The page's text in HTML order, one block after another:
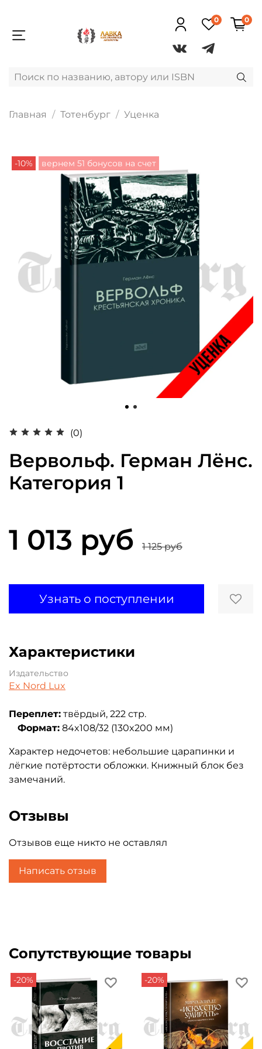
0 0
Главная Тотенбург Уценка
-10% вернем 51 бонусов на счет
(0)
Вервольф. Герман Лёнс.
Категория 1
1 013 руб 1 125 руб
Узнать о поступлении
Характеристики
Издательство
Ex Nord Lux
Переплет: твёрдый, 222 стр.
Формат: 84x108/32 (130x200 мм)
Характер недочетов: небольшие царапинки и
лёгкие потёртости обложки. Книжный блок без
замечаний.
Отзывы
Отзывов еще никто не оставлял
Написать отзыв
Сопутствующие товары
-20% -20%